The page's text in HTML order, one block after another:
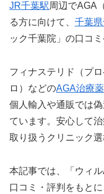
JR千葉駅周辺でAGA
る方に向けて、 千葉
ック千葉院」の口コ
フィナステリド（プ
ロ）などのAGA治療薬
個人輸入や通販では
ています。安心して
取り扱うクリニック選
本記事では、「ウィ
口コミ・評判をもと